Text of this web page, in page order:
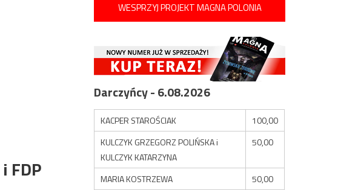
FDP
WESPRZYJ PROJEKT MAGNA POLONIA
Darczyńcy - 6.08.2026
KACPER STAROŚCIAK
100,00
KULCZYK GRZEGORZ POLIŃSKA i
KULCZYK KATARZYNA
50,00
MARIA KOSTRZEWA
50,00